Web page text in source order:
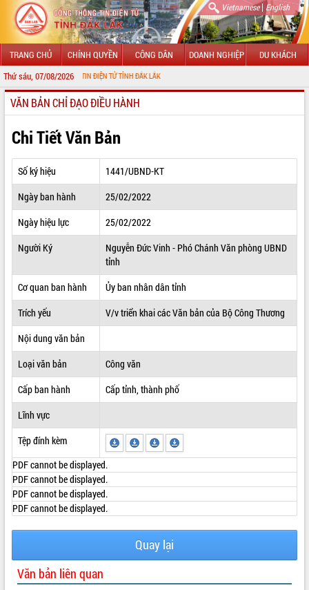
Vietnamese| English
TRANG CHỦ CHÍNH QUYỀN CÔNG DÂN DOANH NGHIỆP DU KHÁCH
Thứ sáu, 07/08/2026
THÔNG TIN ĐIỆN TỬ TỈNH ĐẮK LẮK
GIỚI THIỆU
LÃNH ĐẠO UBND TỈNH
TIN TỨC SỰ KIỆN
SỞ, BAN, NGÀNH
THÔNG TIN CHỈ ĐẠO ĐIỀU HÀNH
VĂN BẢN HĐND TỈNH
ĐIỂM TIN VĂN BẢN
VĂN BẢN CHỈ ĐẠO ĐIỀU HÀNH
Chi Tiết Văn Bản
Số ký hiệu
1441/UBND-KT
Ngày ban hành
25/02/2022
Ngày hiệu lực
25/02/2022
Người Ký
Nguyễn Đức Vinh - Phó Chánh Văn phòng UBND
tỉnh
Cơ quan ban hành
Ủy ban nhân dân tỉnh
Trích yếu
V/v triển khai các Văn bản của Bộ Công Thương
Nội dung văn bản
Loại văn bản
Công văn
Cấp ban hành
Cấp tỉnh, thành phố
Lĩnh vực
Tệp đính kèm
PDF cannot be displayed.
PDF cannot be displayed.
PDF cannot be displayed.
PDF cannot be displayed.
Quay lại
Văn bản liên quan